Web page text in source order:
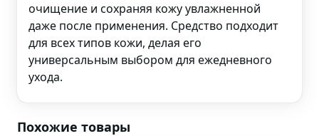
очищение и сохраняя кожу увлажненной
даже после применения. Средство подходит
для всех типов кожи, делая его
универсальным выбором для ежедневного
ухода.
Похожие товары